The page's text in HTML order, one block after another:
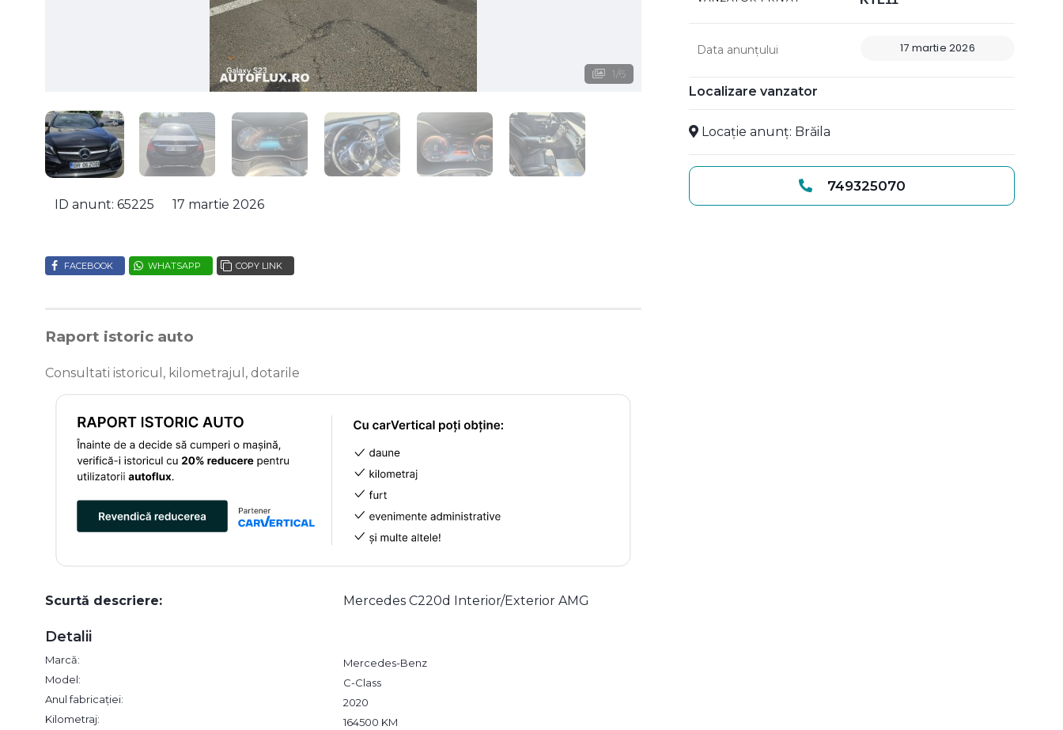
1/6
ID anunt: 65225 17 martie 2026
FACEBOOK WHATSAPP COPY LINK
Raport istoric auto
Consultati istoricul, kilometrajul, dotarile
Scurtă descriere: Mercedes C220d Interior/Exterior AMG
Detalii
Marcă:
Mercedes-Benz
Model:
C-Class
Anul fabricației:
2020
Kilometraj:
164500 KM
Data anunțului 17 martie 2026
Localizare vanzator
Locație anunț: Brăila
749325070